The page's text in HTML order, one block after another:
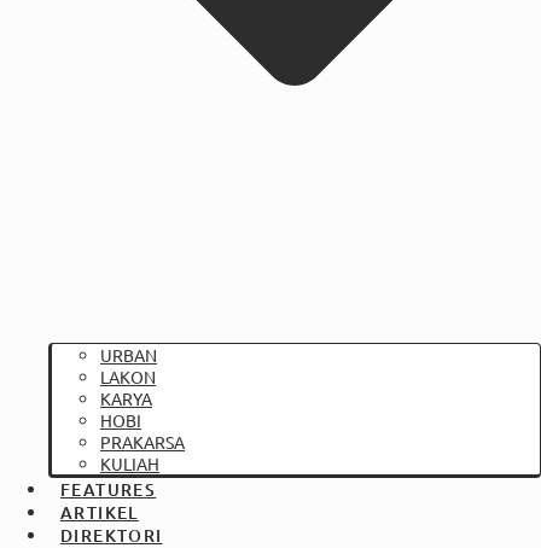
URBAN
LAKON
KARYA
HOBI
PRAKARSA
KULIAH
FEATURES
ARTIKEL
DIREKTORI